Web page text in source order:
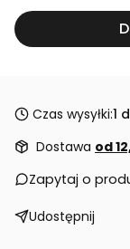
Czas wysyłki:1
Dostawa od
Zapytaj o
Udostępnij